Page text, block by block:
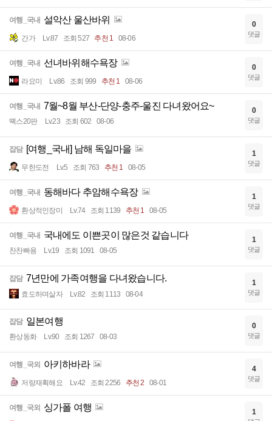
여행_국내 설악산 울산바위
간가 Lv.87 조회 527 추천 1 08-06
0
댓글
여행_국내 선녀바위해수욕장
라요미 Lv.86 조회 999 추천 1 08-06
0
댓글
여행_국내 7월~8월 부산-단양-충주-울진 다녀왔어요~
뗵스20판 Lv.23 조회 602 08-06
0
댓글
잡담 [여행_국내] 남해 독일마을
무한도전 Lv.5 조회 763 추천 1 08-05
1
댓글
여행_국내 동해바다 추암해수욕장
환상적인장미 Lv.74 조회 1139 추천 1 08-05
1
댓글
여행_국내 국내에도 이쁜곳이 많은것 같습니다
찬찬빠용 Lv.19 조회 1091 08-05
1
댓글
잡담 7년만에 가족여행을 다녀왔습니다.
효도하며살자 Lv.82 조회 1113 08-04
1
댓글
잡담 일본여행
환상동화 Lv.90 조회 1267 08-03
0
댓글
여행_국외 아키하바라
저랑재획해요 Lv.42 조회 2256 추천 2 08-01
4
댓글
여행_국외 싱가폴 여행 1